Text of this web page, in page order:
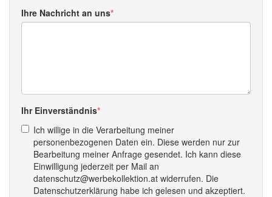
Ihre Nachricht an uns
Ihr Einverständnis
Ich willige in die Verarbeitung meiner
personenbezogenen Daten ein. Diese werden nur zur
Bearbeitung meiner Anfrage gesendet. Ich kann diese
Einwilligung jederzeit per Mail an
datenschutz@werbekollektion.at widerrufen. Die
Datenschutzerklärung habe ich gelesen und akzeptiert.